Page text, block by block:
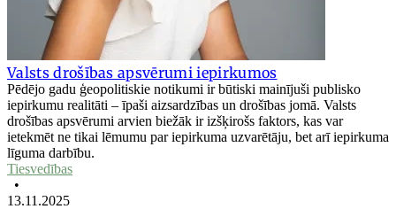
Valsts drošības apsvērumi iepirkumos
Pēdējo gadu ģeopolitiskie notikumi ir būtiski mainījuši publisko
iepirkumu realitāti – īpaši aizsardzības un drošības jomā. Valsts
drošības apsvērumi arvien biežāk ir izšķirošs faktors, kas var
ietekmēt ne tikai lēmumu par iepirkuma uzvarētāju, bet arī iepirkuma
līguma darbību.
Tiesvedības
•
13.11.2025